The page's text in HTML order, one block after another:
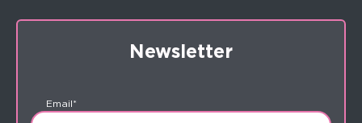
Newsletter
Email*